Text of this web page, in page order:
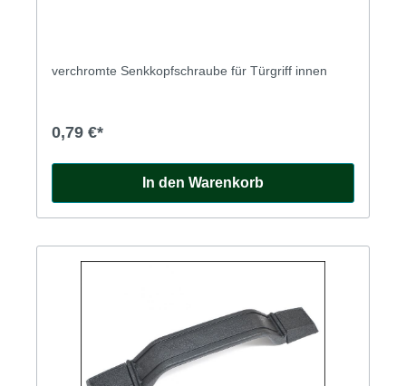
verchromte Senkkopfschraube für Türgriff innen
0,79 €*
In den Warenkorb